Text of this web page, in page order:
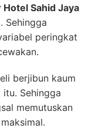
Hotel Sahid Jaya
Sehingga
peringkat
berjibun kaum
Sehingga
memutuskan